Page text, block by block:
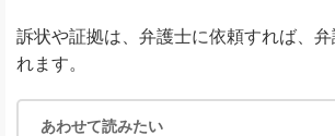
訴状や証拠は、弁護士に依頼すれば、弁
れます。
あわせて読みたい